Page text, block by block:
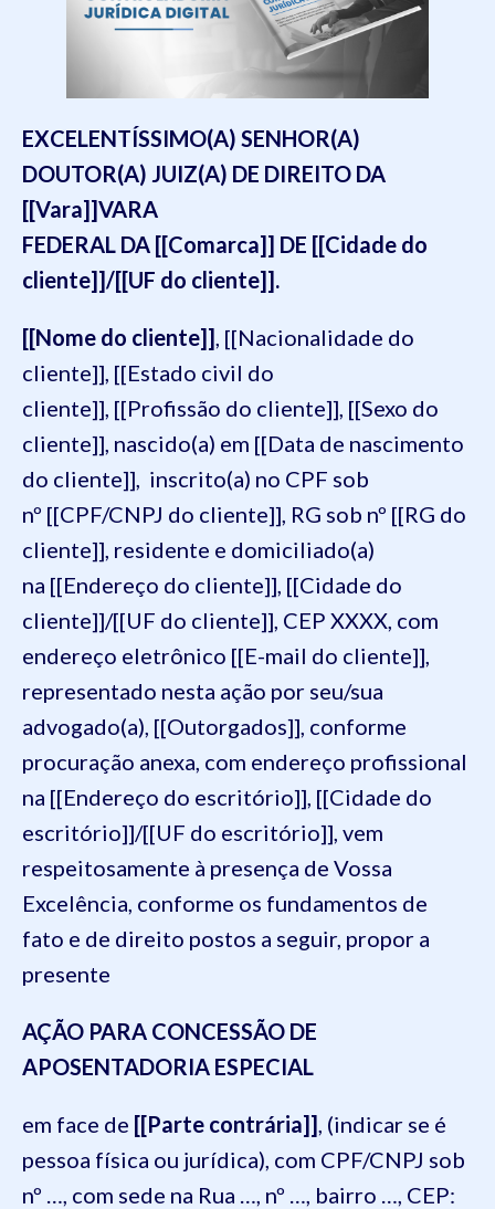
EXCELENTÍSSIMO(A) SENHOR(A)
DOUTOR(A) JUIZ(A) DE DIREITO DA
[[Vara]]VARA
FEDERAL DA [[Comarca]] DE [[Cidade do
cliente]]/[[UF do cliente]].
[[Nome do cliente]], [[Nacionalidade do
cliente]], [[Estado civil do
cliente]], [[Profissão do cliente]], [[Sexo do
cliente]], nascido(a) em [[Data de nascimento
do cliente]], inscrito(a) no CPF sob
nº [[CPF/CNPJ do cliente]], RG sob nº [[RG do
cliente]], residente e domiciliado(a)
na [[Endereço do cliente]], [[Cidade do
cliente]]/[[UF do cliente]], CEP XXXX, com
endereço eletrônico [[E-mail do cliente]],
representado nesta ação por seu/sua
advogado(a), [[Outorgados]], conforme
procuração anexa, com endereço profissional
na [[Endereço do escritório]], [[Cidade do
escritório]]/[[UF do escritório]], vem
respeitosamente à presença de Vossa
Excelência, conforme os fundamentos de
fato e de direito postos a seguir, propor a
presente
AÇÃO PARA CONCESSÃO DE
APOSENTADORIA ESPECIAL
em face de [[Parte contrária]], (indicar se é
pessoa física ou jurídica), com CPF/CNPJ sob
nº …, com sede na Rua …, nº …, bairro …, CEP: